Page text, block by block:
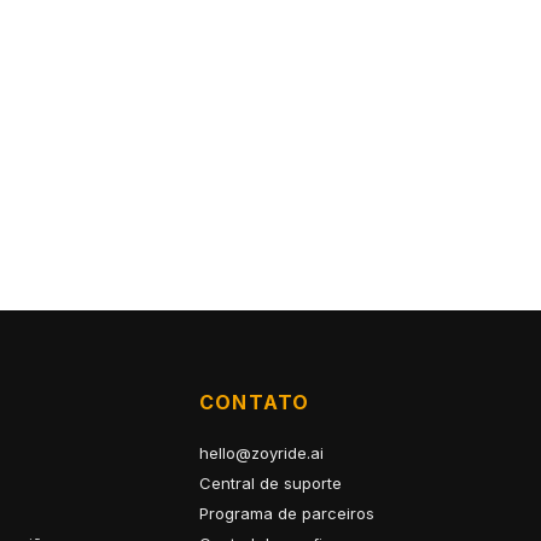
CONTATO
hello@zoyride.ai
Central de suporte
Programa de parceiros